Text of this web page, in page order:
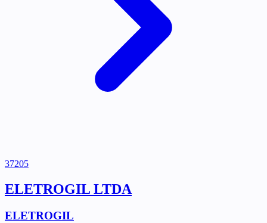
37205
ELETROGIL LTDA
ELETROGIL